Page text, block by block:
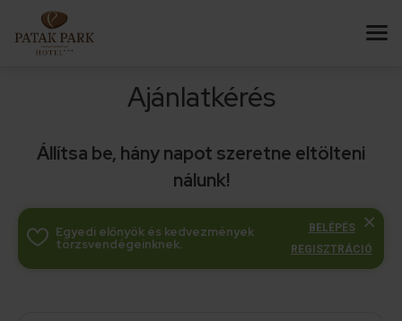
Ajánlatkérés
Állítsa be, hány napot szeretne eltölteni
nálunk!
Egyedi előnyök és kedvezmények
törzsvendégeinknek.
BELÉPÉS
REGISZTRÁCIÓ